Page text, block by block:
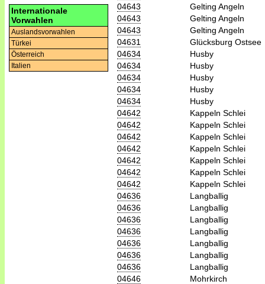
Internationale
Vorwahlen
Auslandsvorwahlen
Türkei
Österreich
Italien
04643
Gelting Angeln
04643
Gelting Angeln
04643
Gelting Angeln
04631
Glücksburg Ostsee
04634
Husby
04634
Husby
04634
Husby
04634
Husby
04634
Husby
04642
Kappeln Schlei
04642
Kappeln Schlei
04642
Kappeln Schlei
04642
Kappeln Schlei
04642
Kappeln Schlei
04642
Kappeln Schlei
04642
Kappeln Schlei
04636
Langballig
04636
Langballig
04636
Langballig
04636
Langballig
04636
Langballig
04636
Langballig
04636
Langballig
04646
Mohrkirch